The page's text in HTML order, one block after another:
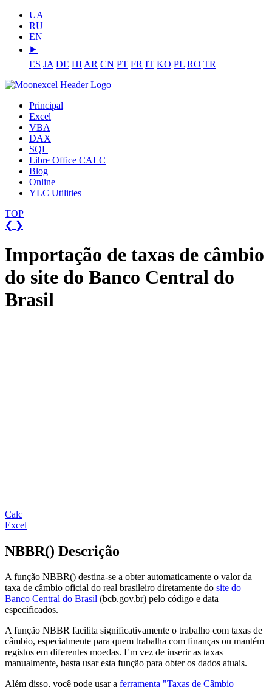
UA
RU
EN
⯈
ES JA DE HI AR CN PT FR IT KO PL RO TR
Principal
Excel
VBA
DAX
SQL
Libre Office CALC
Blog
Online
YLC Utilities
TOP
❮ ❯
Importação de taxas de câmbio
do site do Banco Central do
Brasil
Calc
Excel
NBBR() Descrição
A função NBBR() destina-se a obter automaticamente o valor da
taxa de câmbio oficial do real brasileiro diretamente do site do
Banco Central do Brasil (bcb.gov.br) pelo código e data
especificados.
A função NBBR facilita significativamente o trabalho com taxas de
câmbio, especialmente para quem trabalha com finanças ou mantém
registos em diferentes moedas. Em vez de inserir as taxas
manualmente, basta usar esta função para obter os dados atuais.
Além disso, você pode usar a ferramenta "Taxas de Câmbio